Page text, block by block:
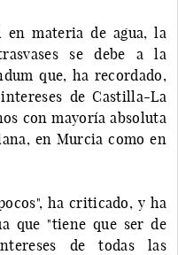
en materia de agua, la
se debe a la
que, ha recordado,
de Castilla-La
con mayoría absoluta
en Murcia como en
ha criticado, y ha
que "tiene que ser de
de todas las